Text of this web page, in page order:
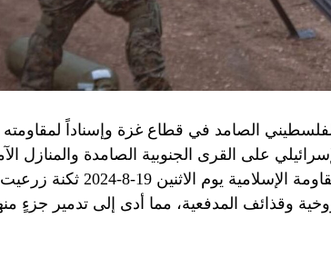
الصامد في قطاع غزة وإسناداً لمقاومته
على القرى الجنوبية الصامدة والمنازل
وخصوصاً في بلدة باتوليه، استهدف مجاهدو المقاومة الإسلامية يوم الاثنين 19-8-2024 ثكنة زرعيت
وقذائف المدفعية، مما أدى إلى تدمير جزءٍ